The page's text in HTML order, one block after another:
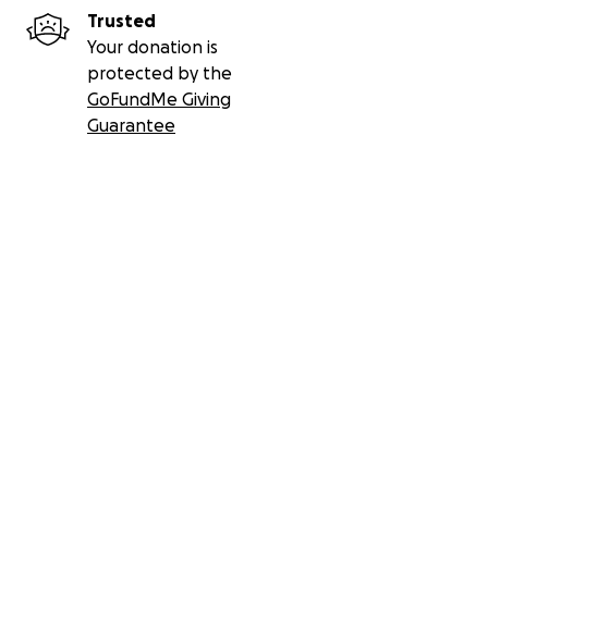
Trusted
Your donation is
protected by the
GoFundMe Giving
Guarantee